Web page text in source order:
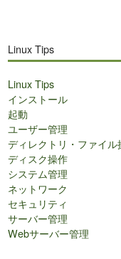
Linux Tips
Linux Tips
インストール
起動
ユーザー管理
ディレクトリ・ファイル
ディスク操作
システム管理
ネットワーク
セキュリティ
サーバー管理
Webサーバー管理